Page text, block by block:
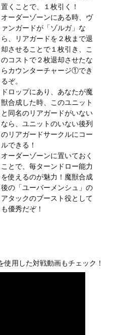
置くことで、１枚引く！
オーダーゾーンにある時、ヴ
ァンガードが「ゾルガ」な
ら、リアガードを２枚まで退
却させることで１枚引き、こ
のコストで２枚退却させたな
らカウンターチャージ①でき
るぞ。
ドロップにあり、あなたが魔
獣合成した時、このユニット
と同名のリアガードがいない
なら、ユニットのいない後列
のリアガードサークルにコー
ルできる！
オーダーゾーンに置いておく
ことで、毎ターンドロー能力
を使えるのが魅力！魔獣合成
後の「ユーバーメンシュ」の
アタックのブースト役として
も優秀だぞ！
使用した対戦動画もチェック！